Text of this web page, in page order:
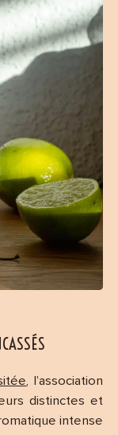
, l’association
distinctes et
intense